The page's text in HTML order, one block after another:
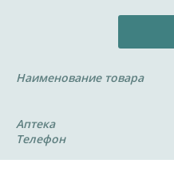
Наименование товара
Аптека
Телефон